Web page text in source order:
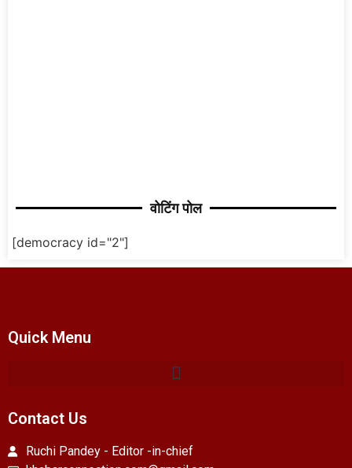
वोटिंग पोल
[democracy id="2"]
Quick Menu
Contact Us
Ruchi Pandey - Editor -in-chief